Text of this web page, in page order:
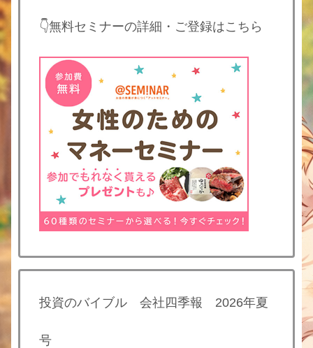
👇無料セミナーの詳細・ご登録はこちら
投資のバイブル 会社四季報 2026年夏
号